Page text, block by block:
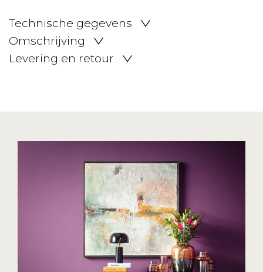
Technische gegevens
Omschrijving
Levering en retour